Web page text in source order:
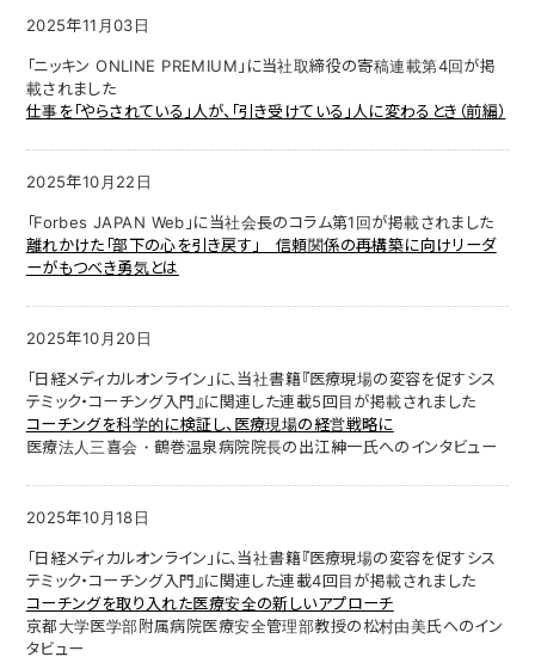
2025年11月03日
「ニッキン ONLINE PREMIUM」に当社取締役の寄稿連載第4回が掲
載されました
仕事を「やらされている」人が、「引き受けている」人に変わるとき（前編）
2025年10月22日
「Forbes JAPAN Web」に当社会長のコラム第1回が掲載されました
離れかけた「部下の心を引き戻す」 信頼関係の再構築に向けリーダ
ーがもつべき勇気とは
2025年10月20日
「日経メディカルオンライン」に、当社書籍『医療現場の変容を促すシス
テミック・コーチング入門』に関連した連載5回目が掲載されました
コーチングを科学的に検証し、医療現場の経営戦略に
医療法人三喜会・鶴巻温泉病院院長の出江紳一氏へのインタビュー
2025年10月18日
「日経メディカルオンライン」に、当社書籍『医療現場の変容を促すシス
テミック・コーチング入門』に関連した連載4回目が掲載されました
コーチングを取り入れた医療安全の新しいアプローチ
京都大学医学部附属病院医療安全管理部教授の松村由美氏へのイン
タビュー